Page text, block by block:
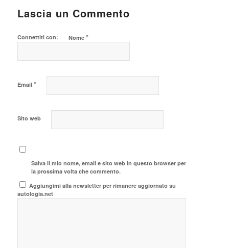
Lascia un Commento
Connettiti con: Nome *
Email *
Sito web
Salva il mio nome, email e sito web in questo browser per
la prossima volta che commento.
Aggiungimi alla newsletter per rimanere aggiornato su
autologia.net